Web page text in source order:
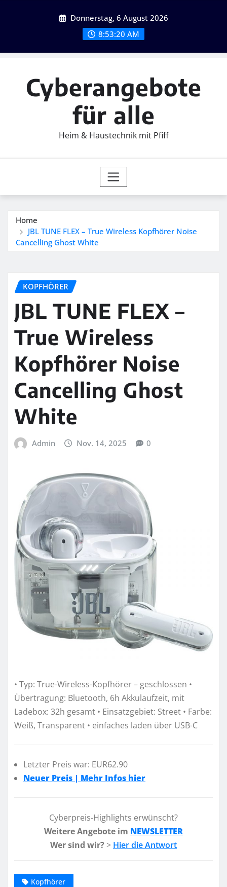
Donnerstag, 6 August 2026
8:53:21 AM
Cyberangebote
für alle
Heim & Haustechnik mit Pfiff
Home
JBL TUNE FLEX – True Wireless Kopfhörer Noise
Cancelling Ghost White
KOPFHÖRER
JBL TUNE FLEX –
True Wireless
Kopfhörer Noise
Cancelling Ghost
White
Admin Nov. 14, 2025 0
• Typ: True-Wireless-Kopfhörer – geschlossen •
Übertragung: Bluetooth, 6h Akkulaufzeit, mit
Ladebox: 32h gesamt • Einsatzgebiet: Street • Farbe:
Weiß, Transparent • einfaches laden über USB-C
Letzter Preis war: EUR62.90
Neuer Preis | Mehr Infos hier
Cyberpreis-Highlights erwünscht?
Weitere Angebote im NEWSLETTER
Wer sind wir? > Hier die Antwort
Kopfhörer